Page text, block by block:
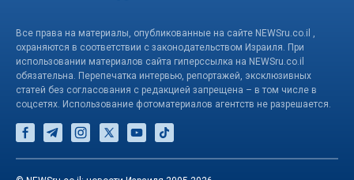
Все права на материалы, опубликованные на сайте NEWSru.co.il ,
охраняются в соответствии с законодательством Израиля. При
использовании материалов сайта гиперссылка на NEWSru.co.il
обязательна. Перепечатка интервью, репортажей, эксклюзивных
статей без согласования с редакцией запрещена – в том числе в
соцсетях. Использование фотоматериалов агентств не разрешается.